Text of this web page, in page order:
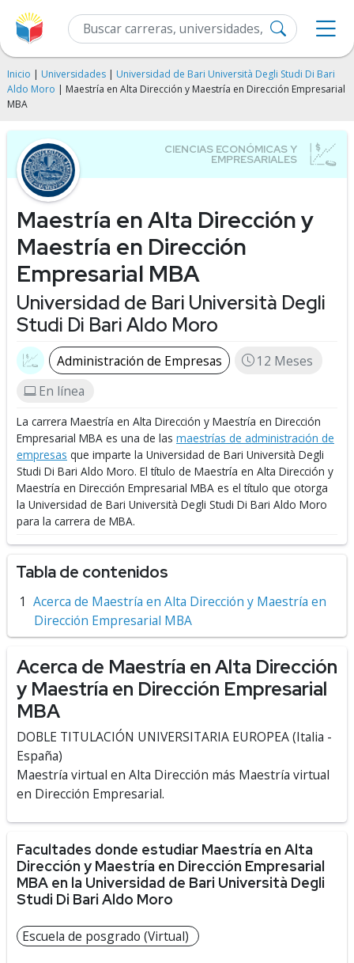
Inicio | Universidades | Universidad de Bari Università Degli Studi Di Bari
Aldo Moro | Maestría en Alta Dirección y Maestría en Dirección Empresarial
MBA
Maestría en Alta Dirección y
Maestría en Dirección
Empresarial MBA
Universidad de Bari Università Degli
Studi Di Bari Aldo Moro
Administración de Empresas
12 Meses
En línea
La carrera Maestría en Alta Dirección y Maestría en Dirección
Empresarial MBA es una de las maestrías de administración de
empresas que imparte la Universidad de Bari Università Degli
Studi Di Bari Aldo Moro. El título de Maestría en Alta Dirección y
Maestría en Dirección Empresarial MBA es el título que otorga
la Universidad de Bari Università Degli Studi Di Bari Aldo Moro
para la carrera de MBA.
Tabla de contenidos
Acerca de Maestría en Alta Dirección y Maestría en
Dirección Empresarial MBA
Acerca de Maestría en Alta Dirección
y Maestría en Dirección Empresarial
MBA
DOBLE TITULACIÓN UNIVERSITARIA EUROPEA (Italia -
España)
Maestría virtual en Alta Dirección más Maestría virtual
en Dirección Empresarial.
Facultades donde estudiar Maestría en Alta
Dirección y Maestría en Dirección Empresarial
MBA en la Universidad de Bari Università Degli
Studi Di Bari Aldo Moro
Escuela de posgrado (Virtual)